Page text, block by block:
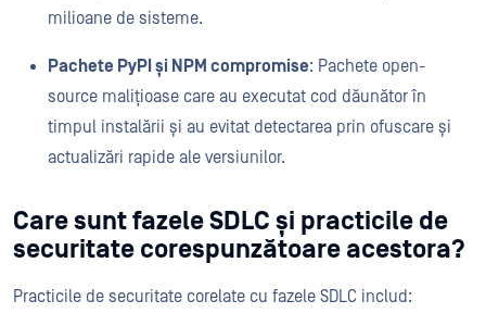
milioane de sisteme.
Pachete PyPI și NPM compromise: Pachete open-
source malițioase care au executat cod dăunător în
timpul instalării și au evitat detectarea prin ofuscare și
actualizări rapide ale versiunilor.
Care sunt fazele SDLC și practicile de
securitate corespunzătoare acestora?
Practicile de securitate corelate cu fazele SDLC includ: